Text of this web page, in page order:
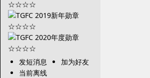
发短消息
加为好友
当前离线